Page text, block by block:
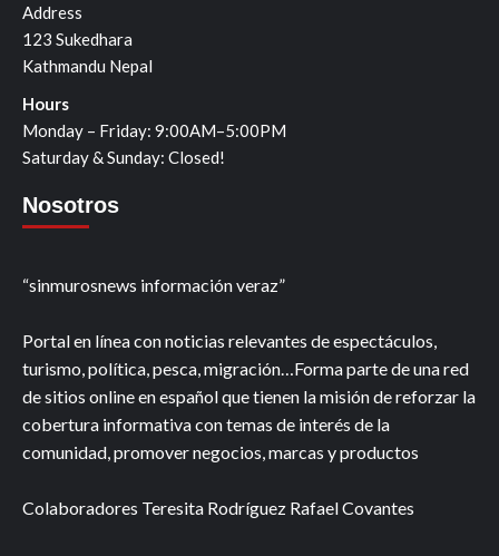
Address
123 Sukedhara
Kathmandu Nepal
Hours
Monday – Friday: 9:00AM–5:00PM
Saturday & Sunday: Closed!
Nosotros
“sinmurosnews información veraz”
Portal en línea con noticias relevantes de espectáculos,
turismo, política, pesca, migración…Forma parte de una red
de sitios online en español que tienen la misión de reforzar la
cobertura informativa con temas de interés de la
comunidad, promover negocios, marcas y productos
Colaboradores Teresita Rodríguez Rafael Covantes